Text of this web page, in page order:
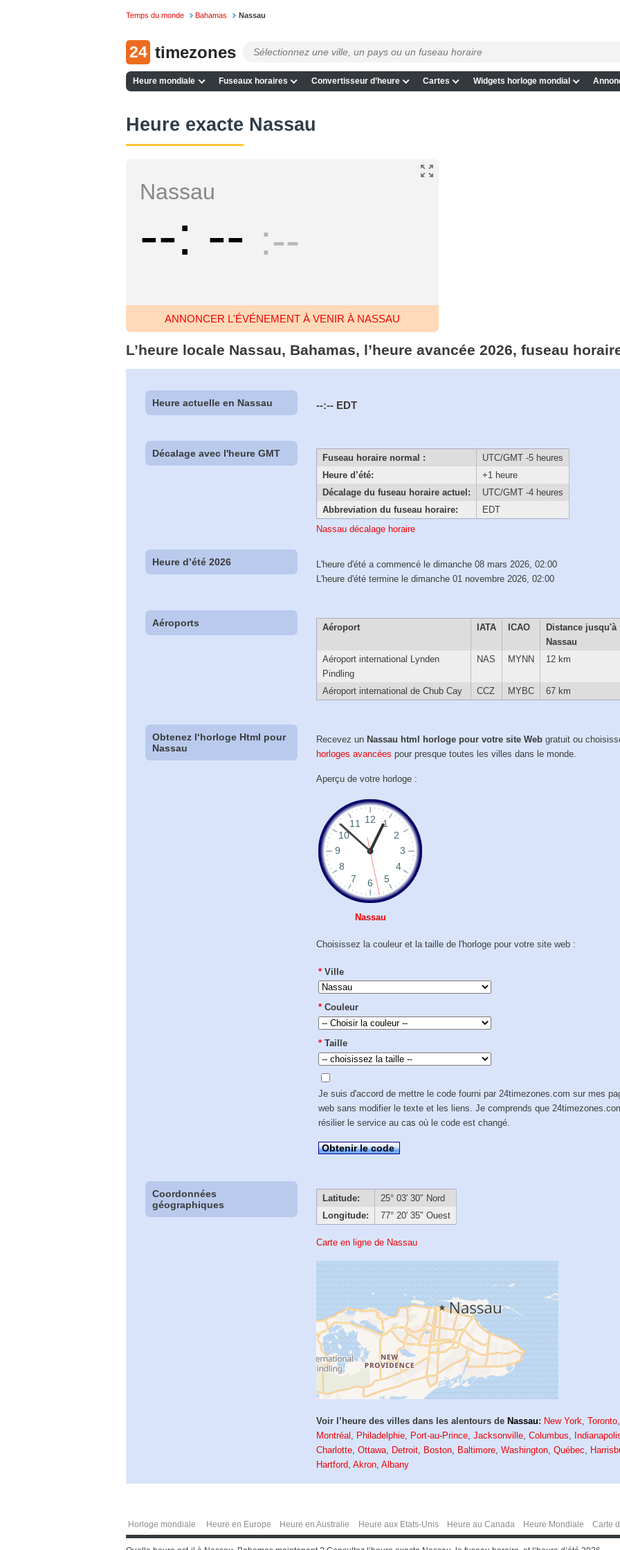
Temps du monde Bahamas Nassau
24 timezones
Heure mondiale Fuseaux horaires Convertisseur d’heure Cartes Widgets horloge mondial
Heure exacte Nassau
Nassau
-- -- --
ANNONCER L'ÉVÉNEMENT À VENIR À NASSAU
L’heure locale Nassau, Bahamas, l’heure avancée 2026, fuseau
Heure actuelle en Nassau --:-- EDT
Décalage avec l'heure GMT Fuseau horaire normal :
UTC/GMT -5 heures
Heure d’été:
+1 heure
Décalage du fuseau horaire actuel:
UTC/GMT -4 heures
Abbreviation du fuseau horaire:
EDT
Nassau décalage horaire
Heure d’été 2026
L'heure d'été a commencé le dimanche 08 mars 2026, 02:00
L'heure d'été termine le dimanche 01 novembre 2026, 02:00
Aéroports Aéroport IATA ICAO
Distance jusqu'à
Nassau
Aéroport international Lynden
Pindling
NAS MYNN 12 km
Aéroport international de Chub Cay CCZ MYBC 67 km
Obtenez l‘horloge Html pour
Nassau
Recevez un Nassau html horloge pour votre site Web gratuit ou
horloges avancées pour presque toutes les villes dans le monde.
Aperçu de votre horloge :
Nassau
Choisissez la couleur et la taille de l'horloge pour votre site web :
* Ville
* Couleur
* Taille
Je suis d'accord de mettre le code fourni par 24timezones.com sur mes
web sans modifier le texte et les liens. Je comprends que
résilier le service au cas où le code est changé.
Obtenir le code
Coordonnées
géographiques
Latitude:
25° 03′ 30″ Nord
Longitude:
77° 20′ 35″ Ouest
Carte en ligne de Nassau
Voir l’heure des villes dans les alentours de Nassau: New York,Toronto,
Montréal , Philadelphie, Port-au-Prince,Jacksonville,Columbus,
Charlotte,Ottawa, Detroit, Boston, Baltimore,Washington,Québec,
Hartford,Akron,Albany
Horloge mondiale Heure en Europe Heure en Australie Heure aux Etats-Unis Heure au Canada Heure Mondiale Carte